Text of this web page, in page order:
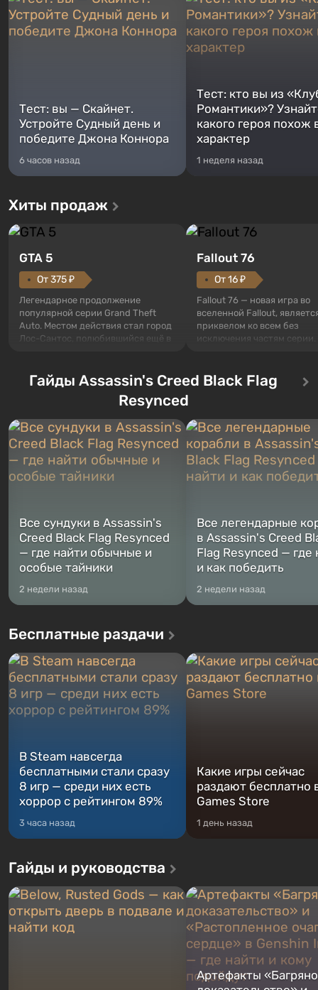
Тест: вы — Скайнет.
Устройте Судный день и
победите Джона Коннора
6 часов назад
Тест: кто вы из
Романтики»?
какого героя похож
характер
1 неделя назад
Хиты продаж
GTA 5
От 375 ₽
Легендарное продолжение
популярной серии Grand Theft
Auto. Местом действия стал город
Лос-Сантос, полюбившийся ещё в
сразу трех персонажей: Майкла,
Тревора и Франклина, между
Жанр и...
Fallout 76
От 16 ₽
Fallout 76 — новая игра во
вселенной Fallout,
приквелом ко всем без
исключения частям серии.
Оно же, по задумке
Vault-Tec, должно
Место действия Fallout...
Гайды Assassin's Creed Black Flag
Resynced
Все сундуки в Assassin's
Creed Black Flag Resynced
— где найти обычные и
особые тайники
2 недели назад
Все легендарные
в Assassin's Creed
Flag Resynced — где
и как победить
2 недели назад
Бесплатные раздачи
В Steam навсегда
бесплатными стали сразу
8 игр — среди них есть
хоррор с рейтингом 89%
3 часа назад
Какие игры сейчас
раздают бесплатно
Games Store
1 день назад
Гайды и руководства
Артефакты